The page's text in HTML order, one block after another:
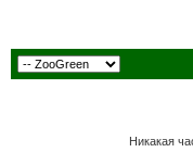
Никакая